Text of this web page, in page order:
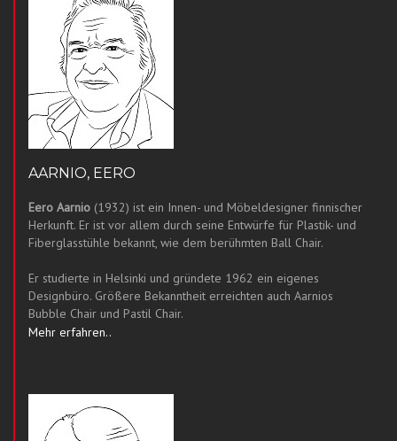
AARNIO, EERO
Eero Aarnio (1932) ist ein Innen- und Möbeldesigner finnischer
Herkunft. Er ist vor allem durch seine Entwürfe für Plastik- und
Fiberglasstühle bekannt, wie dem berühmten Ball Chair.
Er studierte in Helsinki und gründete 1962 ein eigenes
Designbüro. Größere Bekanntheit erreichten auch Aarnios
Bubble Chair und Pastil Chair.
Mehr erfahren..